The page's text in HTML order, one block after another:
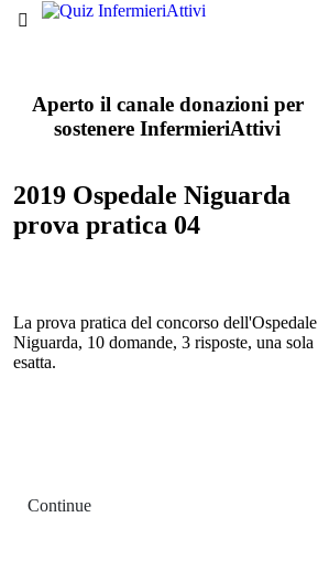
Aperto il canale donazioni per
sostenere InfermieriAttivi
2019 Ospedale Niguarda
prova pratica 04
La prova pratica del concorso dell'Ospedale
Niguarda, 10 domande, 3 risposte, una sola
esatta.
Continue